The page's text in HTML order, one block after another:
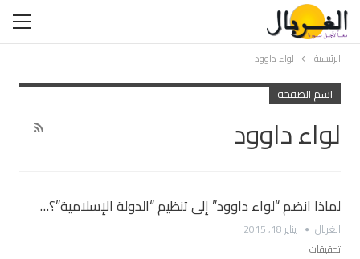
الرئيسية لواء داوود
اسم الصفحة
لواء داوود
لماذا انضم “لواء داوود” إلى تنظيم “الدولة الإسلامية”؟…
الغربال
يناير 18, 2015
تحقيقات